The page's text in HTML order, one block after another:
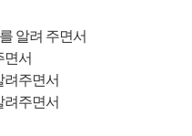
알려 주면서
면서
주면서
주면서